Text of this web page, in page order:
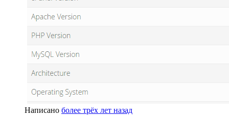
Написано более трёх лет назад